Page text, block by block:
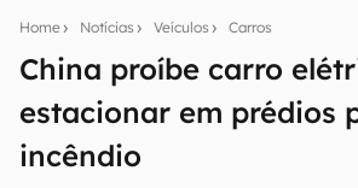
Home Notícias Veículos Carros
China proíbe carro
estacionar em prédios
incêndio
notícias e reviews sobre tecnologia
mão.
E-mail